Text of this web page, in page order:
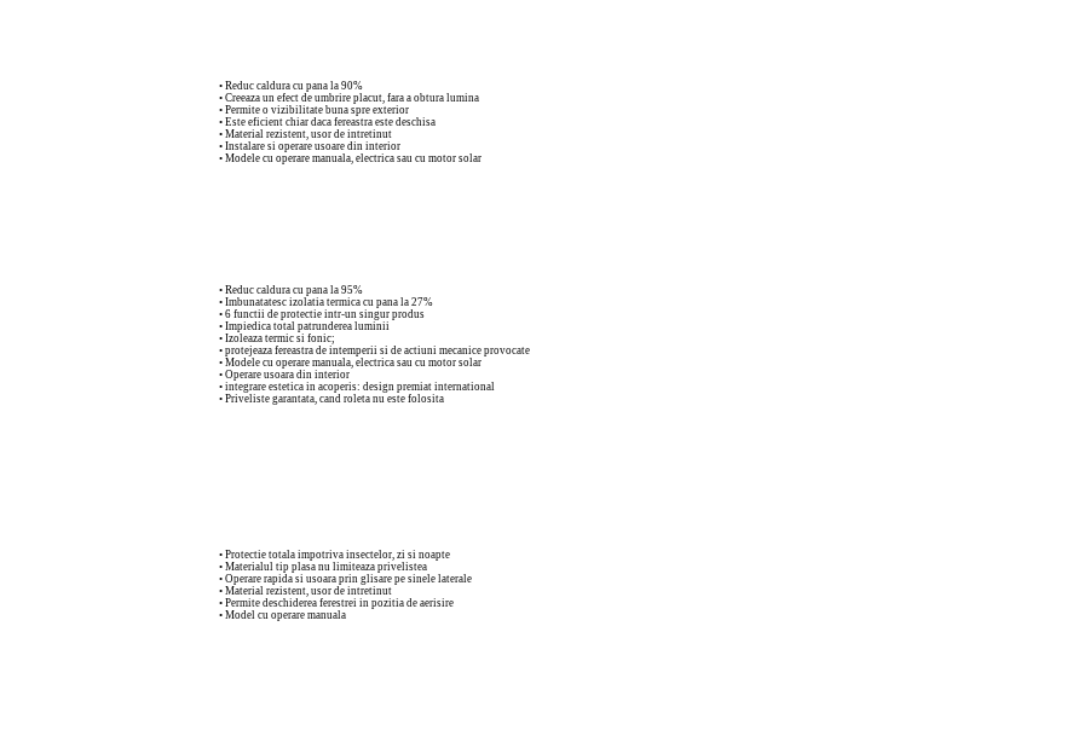
• Reduc caldura cu pana la 90%
• Creeaza un efect de umbrire placut, fara a obtura lumina
• Permite o vizibilitate buna spre exterior
• Este eficient chiar daca fereastra este deschisa
• Material rezistent, usor de intretinut
• Instalare si operare usoare din interior
• Modele cu operare manuala, electrica sau cu motor solar
• Reduc caldura cu pana la 95%
• Imbunatatesc izolatia termica cu pana la 27%
• 6 functii de protectie intr-un singur produs
• Impiedica total patrunderea luminii
• Izoleaza termic si fonic;
• protejeaza fereastra de intemperii si de actiuni mecanice provocate
• Modele cu operare manuala, electrica sau cu motor solar
• Operare usoara din interior
• integrare estetica in acoperis: design premiat international
• Priveliste garantata, cand roleta nu este folosita
• Protectie totala impotriva insectelor, zi si noapte
• Materialul tip plasa nu limiteaza privelistea
• Operare rapida si usoara prin glisare pe sinele laterale
• Material rezistent, usor de intretinut
• Permite deschiderea ferestrei in pozitia de aerisire
• Model cu operare manuala